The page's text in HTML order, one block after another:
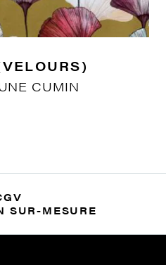
CUMIN
SUR-MESURE